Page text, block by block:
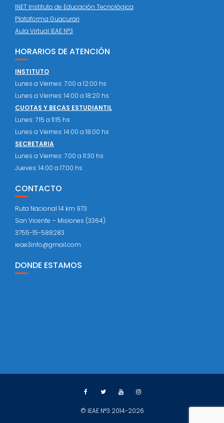
INET Instituto de Educación Tecnológica
Plataforma Guacurari
Aula Virtual IEAE N°3
HORARIOS DE ATENCIÓN
INSTITUTO
Lunes a Viernes: 7:00 a 12:00 hs
Lunes a Viernes: 14:00 a 18:20 hs
CUOTAS Y BECAS ESTUDIANTIL
Lunes: 7:15 a 11:15 hs
Lunes a Viernes: 14:00 a 18:00 hs
SECRETARIA
Lunes a Viernes: 7:00 a 11:30 hs
Jueves: 14:00 a 17:00 hs
CONTACTO
Ruta Nacional 14 km 973
San Vicente – Misiones (3364)
3755-15-588283
ieae3info@gmail.com
DONDE ESTAMOS
© IEAE N°3 2014-2026